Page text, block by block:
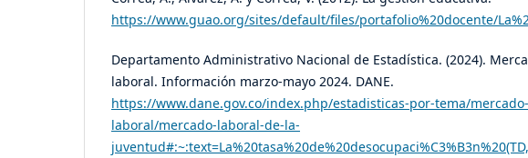
https://www.guao.org/sites/default/files/portafolio%20docente/
Departamento Administrativo Nacional de Estadística. (2024).
laboral. Información marzo-mayo 2024. DANE.
https://www.dane.gov.co/index.php/estadisticas-por-tema/mercado-
laboral/mercado-laboral-de-la-